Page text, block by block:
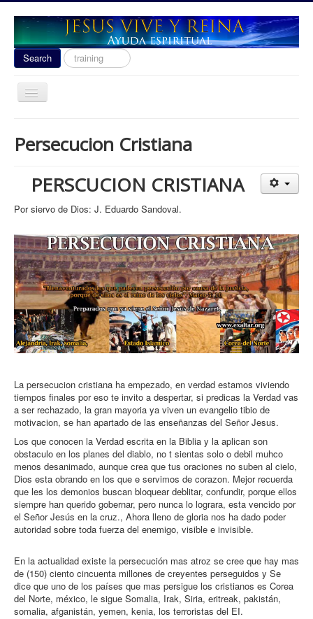
Search
Search
...
Toggle
Las señales del fin 2020
Youtube
donacion
Contact
Persecucion Cristiana
PERSCUCION CRISTIANA
Por siervo de Dios: J. Eduardo Sandoval.
La persecucion cristiana ha empezado, en verdad estamos viviendo
tiempos finales por eso te invito a despertar, si predicas la Verdad vas
a ser rechazado, la gran mayoria ya viven un evangelio tibio de
motivacion, se han apartado de las enseñanzas del Señor Jesus.
Los que conocen la Verdad escrita en la Biblia y la aplican son
obstaculo en los planes del diablo, no t sientas solo o debil muhco
menos desanimado, aunque crea que tus oraciones no suben al cielo,
Dios esta obrando en los que e servimos de corazon. Mejor recuerda
que les los demonios buscan bloquear deblitar, confundir, porque ellos
siempre han querido gobernar, pero nunca lo lograra, esta vencido por
el Señor Jesús en la cruz., Ahora lleno de gloria nos ha dado poder
autoridad sobre toda fuerza del enemigo, visible e invisible.
En la actualidad existe la persecución mas atroz se cree que hay mas
de (150) ciento cincuenta millones de creyentes perseguidos y Se
dice que uno de los países que mas persigue los cristianos es Corea
del Norte, méxico, le sigue Somalia, Irak, Siria, eritreak, pakistán,
somalia, afganistán, yemen, kenia, los terroristas del EI.